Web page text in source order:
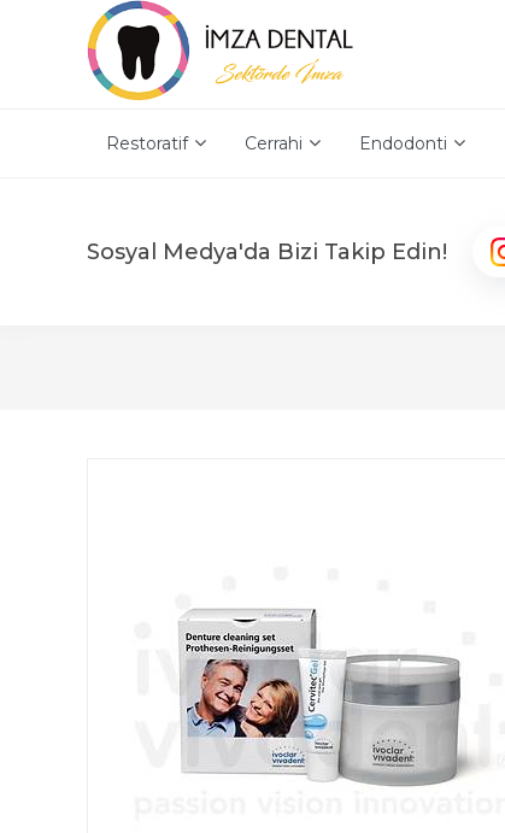
Restoratif Cerrahi Endodonti
Sosyal Medya'da Bizi Takip Edin!